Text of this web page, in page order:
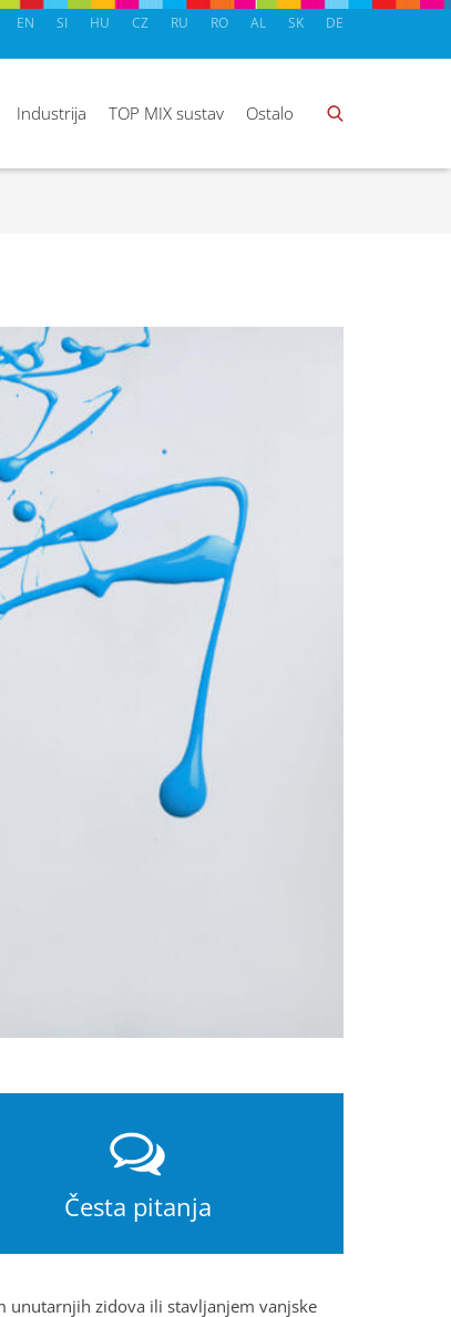
EN SI HU CZ RU RO AL SK DE
Industrija TOP MIX sustav Ostalo
Česta pitanja
unutarnjih zidova ili stavljanjem vanjske